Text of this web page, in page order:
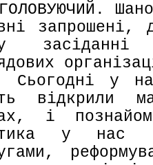
запрошені,
засіданні
у нас
відкрили
і
у нас